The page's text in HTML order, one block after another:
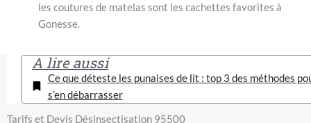
les coutures de matelas sont les cachettes favorites à
Gonesse.
A lire aussi
Ce que déteste les punaises de lit : top 3 des méthodes
s’en débarrasser
Tarifs et Devis Désinsectisation 95500